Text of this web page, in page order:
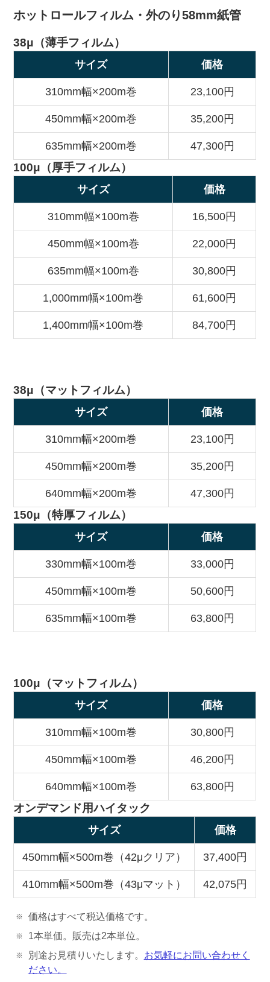
ホットロールフィルム・外のり58mm紙管
38μ（薄手フィルム）
サイズ 価格
310mm幅×200m巻 23,100円
450mm幅×200m巻 35,200円
635mm幅×200m巻 47,300円
100μ（厚手フィルム）
サイズ 価格
310mm幅×100m巻 16,500円
450mm幅×100m巻 22,000円
635mm幅×100m巻 30,800円
1,000mm幅×100m巻 61,600円
1,400mm幅×100m巻 84,700円
38μ（マットフィルム）
サイズ 価格
310mm幅×200m巻 23,100円
450mm幅×200m巻 35,200円
640mm幅×200m巻 47,300円
150μ（特厚フィルム）
サイズ 価格
330mm幅×100m巻 33,000円
450mm幅×100m巻 50,600円
635mm幅×100m巻 63,800円
100μ（マットフィルム）
サイズ 価格
310mm幅×100m巻 30,800円
450mm幅×100m巻 46,200円
640mm幅×100m巻 63,800円
オンデマンド用ハイタック
サイズ 価格
450mm幅×500m巻（42μクリア） 37,400円
410mm幅×500m巻（43μマット） 42,075円
価格はすべて税込価格です。
1本単価。販売は2本単位。
別途お見積りいたします。 お気軽にお問い合わせく
ださい。